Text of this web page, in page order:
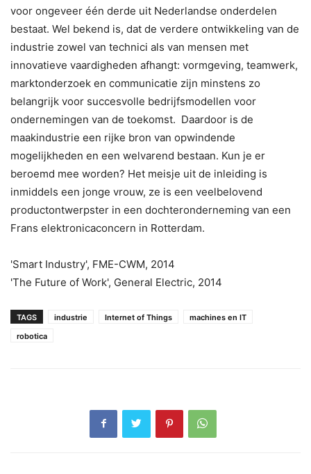
voor ongeveer één derde uit Nederlandse onderdelen
bestaat. Wel bekend is, dat de verdere ontwikkeling van de
industrie zowel van technici als van mensen met
innovatieve vaardigheden afhangt: vormgeving, teamwerk,
marktonderzoek en communicatie zijn minstens zo
belangrijk voor succesvolle bedrijfsmodellen voor
ondernemingen van de toekomst. Daardoor is de
maakindustrie een rijke bron van opwindende
mogelijkheden en een welvarend bestaan. Kun je er
beroemd mee worden? Het meisje uit de inleiding is
inmiddels een jonge vrouw, ze is een veelbelovend
productontwerpster in een dochteronderneming van een
Frans elektronicaconcern in Rotterdam.
'Smart Industry', FME-CWM, 2014
'The Future of Work', General Electric, 2014
TAGS industrie Internet of Things
machines en IT
robotica